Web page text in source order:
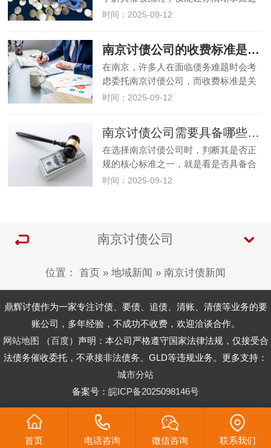
度，还能判断公司是否正规。正规南京
文将详细拆解南京讨债公司的典型催…
时间：2025-09-12
南京讨债公司的收费标准是怎样的？
在南京，许多人在面临债务难题时会考
虑委托南京讨债公司，而收费标准是关
注的核心问题之一。和杭州讨债公司类
等多种因素影响。本文将详细介绍南
京…
时间：2025-09-12
南京讨债公司需要具备哪些合法资质？
在选择南京讨债公司时，判断其是否正
规的核心标准之一，就是看是否具备合
法资质。和杭州讨债公司等其他地区的
时间：2025-09-12
南京讨债公司
位置： 首页 » 地域新闻 » 南京讨债新闻
鼎辉讨债作为一家专注讨债、要债、追债、清账、清债等业务的要
账公司，多年经验，不成功不收费，欢迎洽谈合作。
网站地图 （百度）声明：本公司严格遵守国家法律法规，仅接受合
法债务催收委托，不承接非法债务、GLD等违规业务。更多支持：
城市分站
备案号： 皖ICP备2025098146号
首页 电话咨询 微信咨询 联系我们